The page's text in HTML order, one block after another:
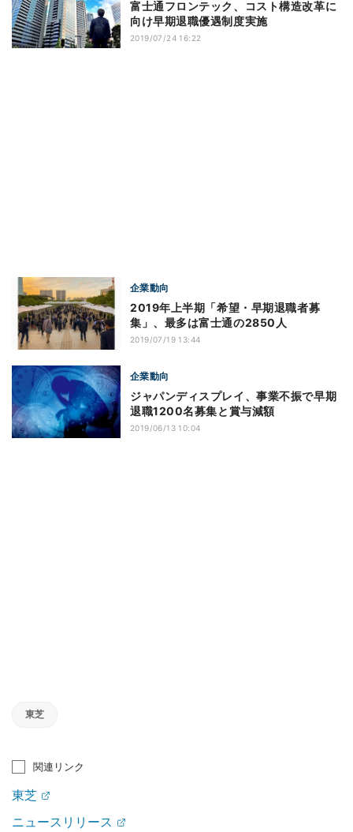
富士通フロンテック、コスト構造改革に
向け早期退職優遇制度実施
2019/07/24 16:22
企業動向
2019年上半期「希望・早期退職者募
集」、最多は富士通の2850人
2019/07/19 13:44
企業動向
ジャパンディスプレイ、事業不振で早期
退職1200名募集と賞与減額
2019/06/13 10:04
東芝
関連リンク
東芝
ニュースリリース